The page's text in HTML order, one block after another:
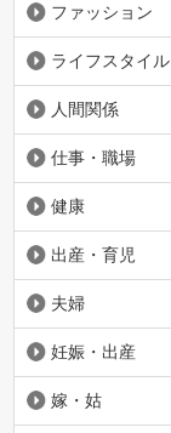
ファッション
ライフスタイル
人間関係
仕事・職場
健康
出産・育児
夫婦
妊娠・出産
嫁・姑